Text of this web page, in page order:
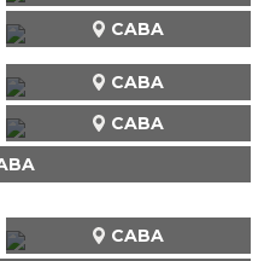
CABA
CABA
CABA
CABA